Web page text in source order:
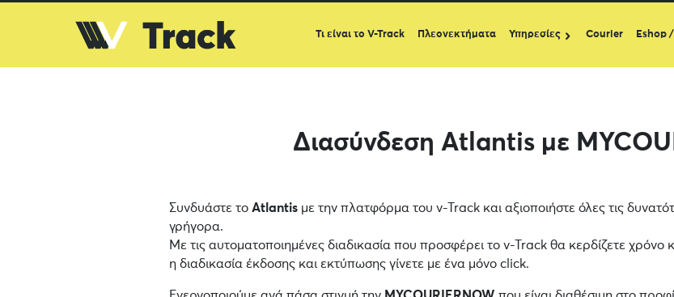
Τι είναι το V-Track Πλεονεκτήματα Υπηρεσίες Courier Eshop
Διασύνδεση Atlantis με
Συνδυάστε το Atlantis με την πλατφόρμα του v-Track και αξιοποιήστε όλες τις
γρήγορα.
Με τις αυτοματοποιημένες διαδικασία που προσφέρει το v-Track θα κερδίζετε χρόνο
η διαδικασία έκδοσης και εκτύπωσης γίνετε με ένα μόνο click.